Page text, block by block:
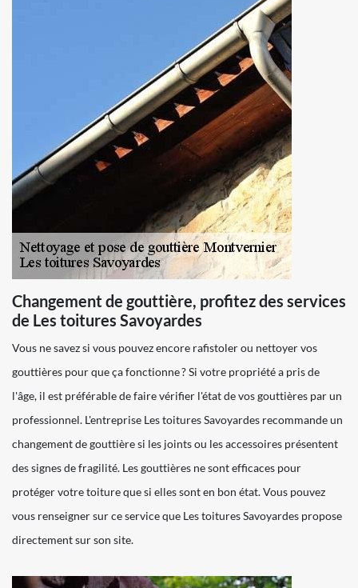
Changement de gouttière, profitez des services
de Les toitures Savoyardes
Vous ne savez si vous pouvez encore rafistoler ou nettoyer vos
gouttières pour que ça fonctionne ? Si votre propriété a pris de
l'âge, il est préférable de faire vérifier l'état de vos gouttières par un
professionnel. L'entreprise Les toitures Savoyardes recommande un
changement de gouttière si les joints ou les accessoires présentent
des signes de fragilité. Les gouttières ne sont efficaces pour
protéger votre toiture que si elles sont en bon état. Vous pouvez
vous renseigner sur ce service que Les toitures Savoyardes propose
directement sur son site.